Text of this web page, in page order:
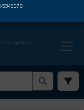
5345070
nu gesloten